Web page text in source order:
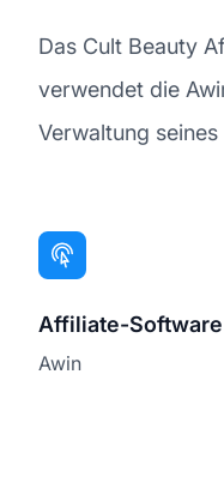
Das Cult Beauty
verwendet die
Verwaltung
Affiliate-Software
Awin